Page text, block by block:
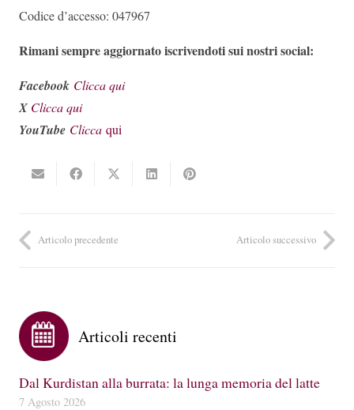
Codice d’accesso: 047967
Rimani sempre aggiornato iscrivendoti sui nostri social:
Facebook Clicca qui
X Clicca qui
YouTube Clicca qui
Articolo precedente Articolo successivo
Articoli recenti
Dal Kurdistan alla burrata: la lunga memoria del latte
7 Agosto 2026